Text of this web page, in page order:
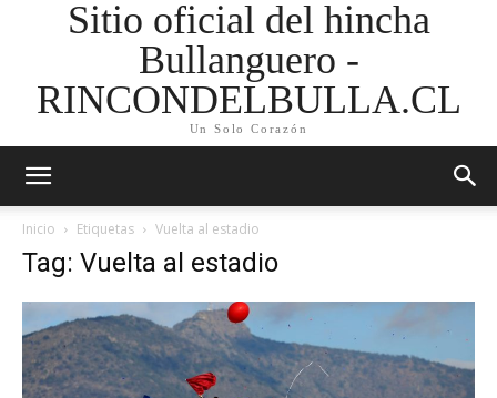
Sitio oficial del hincha
Bullanguero -
RINCONDELBULLA.CL
Un Solo Corazón
Inicio Etiquetas Vuelta al estadio
Tag: Vuelta al estadio